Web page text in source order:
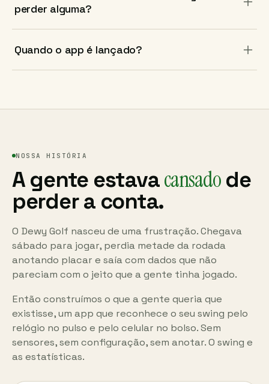
campo, mande mensagem para o suporte e a gente
perder alguma?
Adicione, remova, troque o taco ou recoloque. O
Quando o app é lançado?
NOSSA HISTÓRIA
A gente estavacansadode
perder a conta.
O Dewy Golf nasceu de uma frustração. Chegava
sábado para jogar, perdia metade da rodada
anotando placar e saía com dados que não
pareciam com o jeito que a gente tinha jogado.
Então construímos o que a gente queria que
existisse, um app que reconhece o seu swing pelo
relógio no pulso e pelo celular no bolso. Sem
sensores, sem configuração, sem anotar. O swing e
as estatísticas.